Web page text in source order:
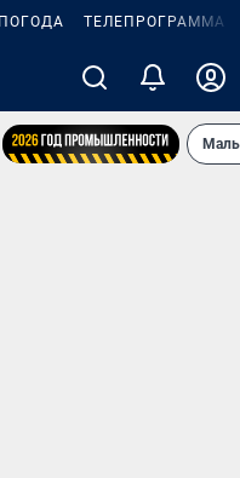
ПОГОДА ТЕЛЕПРОГРАММА